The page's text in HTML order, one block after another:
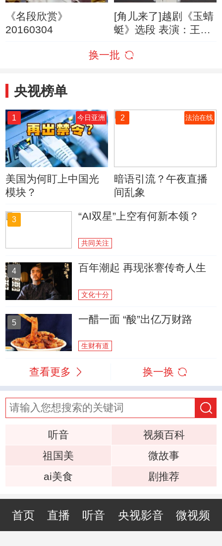
《名段欣赏》
20160304
[角儿来了]越剧《玉蜻
蜓》选段 表演：王君
换一批
央视榜单
1 今日亚洲
美国为何盯上中国光
模块？
2 法治在线
暗语引流？午夜直播
间乱象
3 “AI双星”上空有何新本领？
共同关注
4 百年潮起 再现张謇传奇人生
文化十分
5 一醋一面 “酸”出亿万财路
生财有道
查看更多 换一换
听音
视频百科
祖国美
微故事
ai美食
剧推荐
首页 直播 听音 央视影音 微视频